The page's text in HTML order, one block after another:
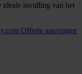
ideale invulling van het
Offerte aanvragen